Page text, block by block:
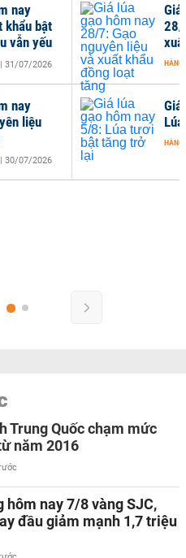
HÀNG
nay
khẩu bật
vẫn yếu
31/07/2026
nay
liệu
30/07/2026
Giá
28/
HÀNG
Trung Quốc chạm mức
năm 2016
hôm nay 7/8 vàng SJC,
đầu giảm mạnh 1,7 triệu